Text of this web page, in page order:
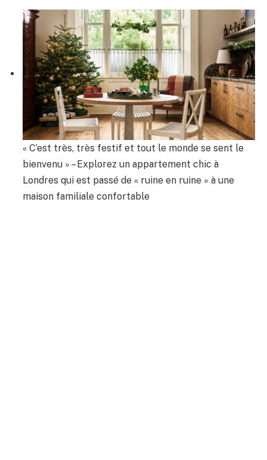
« C’est très, très festif et tout le monde se sent le
bienvenu » – Explorez un appartement chic à
Londres qui est passé de « ruine en ruine » à une
maison familiale confortable